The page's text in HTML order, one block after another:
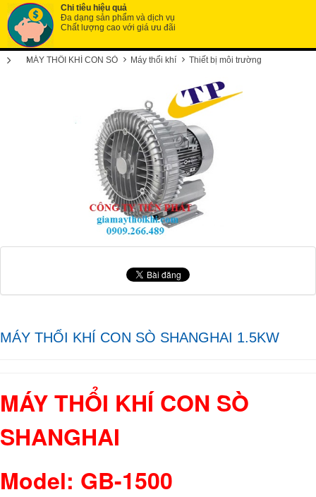
Chi tiêu hiệu quả
Đa dạng sản phẩm và dịch vụ
Chất lượng cao với giá ưu đãi
MÁY THỔI KHÍ CON SÒ Máy thổi khí Thiết bị môi trường
MÁY THỔI KHÍ CON SÒ SHANGHAI 1.5KW
MÁY THỔI KHÍ CON SÒ
SHANGHAI
Model: GB-1500